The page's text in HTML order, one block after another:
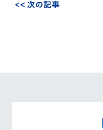
<< 次の記事